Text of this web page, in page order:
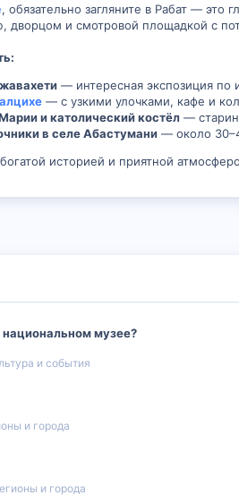
, обязательно загляните в Рабат — это
дворцом и смотровой площадкой с
— интересная экспозиция по
— с узкими улочками, кафе и
и католический костёл —
в селе Абастумани — около
историей и приятной
музее?
и события
и города
и города